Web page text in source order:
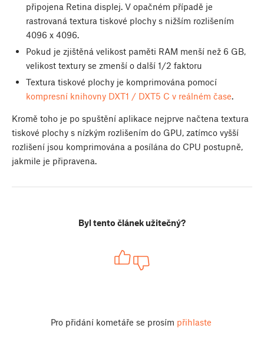
připojena Retina displej. V opačném případě je
rastrovaná textura tiskové plochy s nižším rozlišením
4096 x 4096.
Pokud je zjištěná velikost paměti RAM menší než 6 GB,
velikost textury se zmenší o další 1/2 faktoru
Textura tiskové plochy je komprimována pomocí
kompresní knihovny DXT1 / DXT5 C v reálném čase.
Kromě toho je po spuštění aplikace nejprve načtena textura
tiskové plochy s nízkým rozlišením do GPU, zatímco vyšší
rozlišení jsou komprimována a posílána do CPU postupně,
jakmile je připravena.
Byl tento článek užitečný?
Pro přidání kometáře se prosím přihlaste